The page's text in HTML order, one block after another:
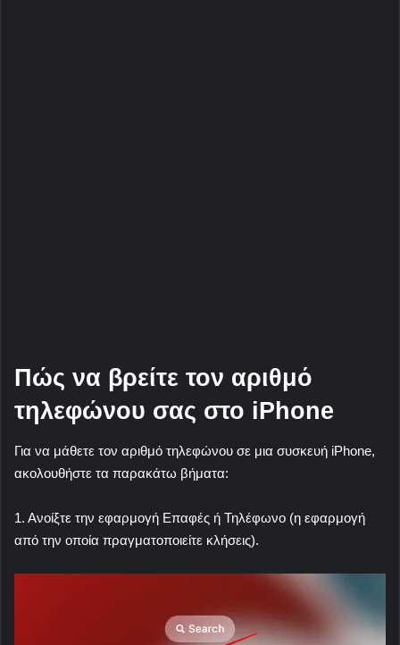
Πώς να βρείτε τον αριθμό
τηλεφώνου σας στο iPhone
Για να μάθετε τον αριθμό τηλεφώνου σε μια συσκευή iPhone,
ακολουθήστε τα παρακάτω βήματα:
1. Ανοίξτε την εφαρμογή Επαφές ή Τηλέφωνο (η εφαρμογή
από την οποία πραγματοποιείτε κλήσεις).